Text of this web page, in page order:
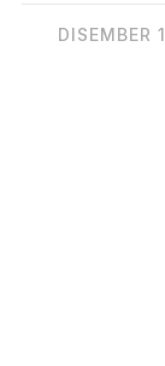
DISEMBER